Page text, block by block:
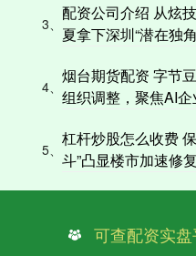
3、
配资公司介绍 从炫
夏拿下深圳“潜在独
4、
烟台期货配资 字节
组织调整，聚焦AI
5、
杠杆炒股怎么收费
斗”凸显楼市加速修
可查配资实盘